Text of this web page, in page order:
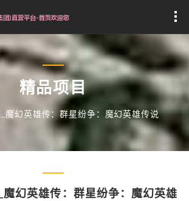
精品项目
魔幻英雄传：群星纷争：魔幻英雄传说
幻英雄传：群星纷争：魔幻英雄